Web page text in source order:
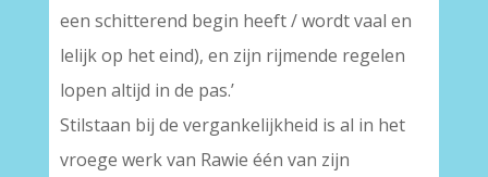
een schitterend begin heeft / wordt vaal en
lelijk op het eind), en zijn rijmende regelen
lopen altijd in de pas.’
Stilstaan bij de vergankelijkheid is al in het
vroege werk van Rawie één van zijn